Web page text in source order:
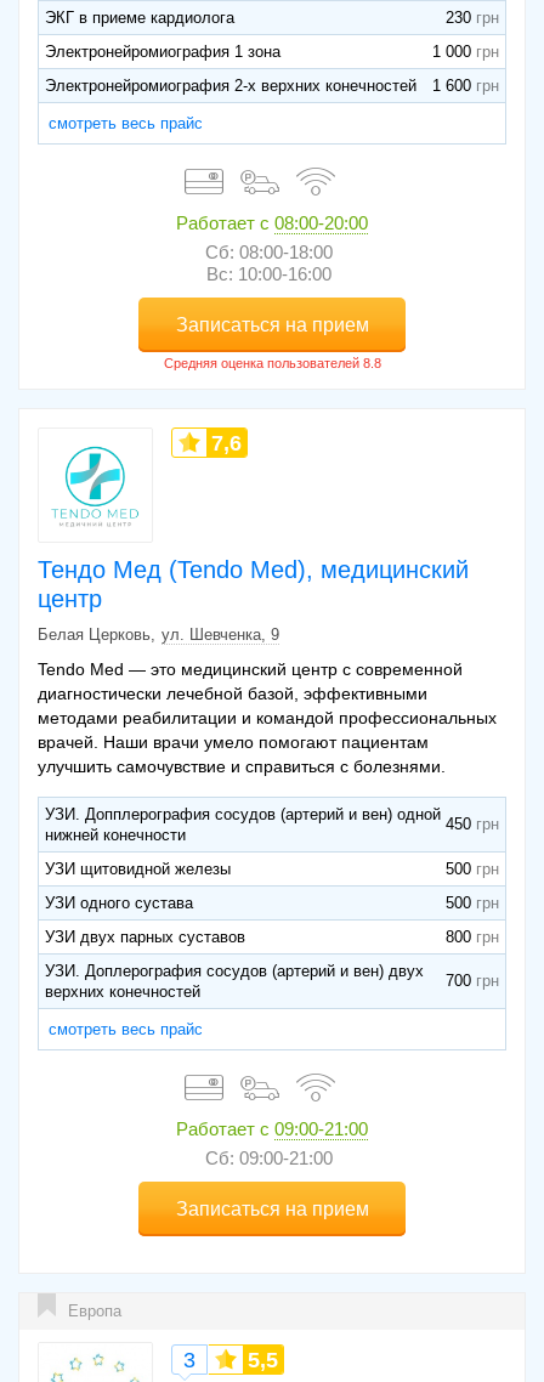
ЭКГ в приеме кардиолога
230
Электронейромиография 1 зона
1 000
Электронейромиография 2-х верхних конечностей
1 600
смотреть весь прайс
Работает с 08:00-20:00
Сб: 08:00-18:00
Вс: 10:00-16:00
Записаться на прием
Тендо Мед (Tendo Med), медицинский
центр
7,6
Белая Церковь ул. Шевченка, 9
Tendo Med — это медицинский центр с современной
диагностически лечебной базой, эффективными
методами реабилитации и командой профессиональных
врачей. Наши врачи умело помогают пациентам
улучшить самочувствие и справиться с болезнями.
УЗИ. Допплерография сосудов (артерий и вен) одной
нижней конечности
450
УЗИ щитовидной железы
500
УЗИ одного сустава
500
УЗИ двух парных суставов
800
УЗИ. Доплерография сосудов (артерий и вен) двух
верхних конечностей
700
смотреть весь прайс
Работает с 09:00-21:00
Сб: 09:00-21:00
Записаться на прием
Европа
3 5,5